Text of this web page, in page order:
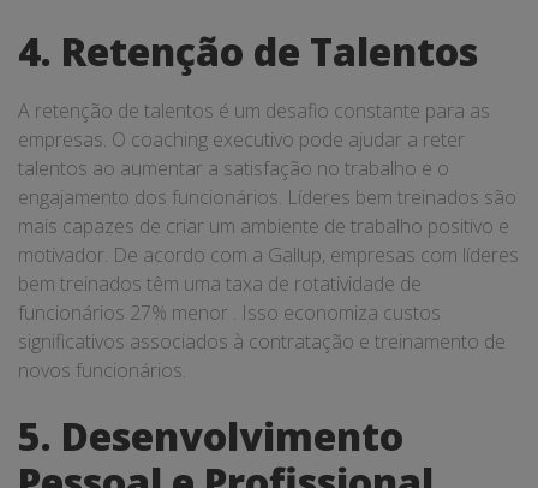
4. Retenção de Talentos
A retenção de talentos é um desafio constante para as
empresas. O coaching executivo pode ajudar a reter
talentos ao aumentar a satisfação no trabalho e o
engajamento dos funcionários. Líderes bem treinados são
mais capazes de criar um ambiente de trabalho positivo e
motivador. De acordo com a Gallup, empresas com líderes
bem treinados têm uma taxa de rotatividade de
funcionários 27% menor . Isso economiza custos
significativos associados à contratação e treinamento de
novos funcionários.
5. Desenvolvimento